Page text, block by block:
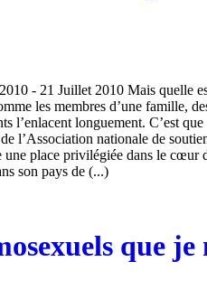
- 21 Juillet 2010 Mais quelle
les membres d’une famille,
l’enlacent longuement. C’est que
l’Association nationale de
place privilégiée dans le cœur
son pays de (...)
que je